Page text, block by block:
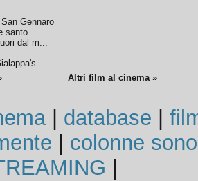
Gennaro
santo
dal m...
...
Altri film al cinema »
| database
colonne